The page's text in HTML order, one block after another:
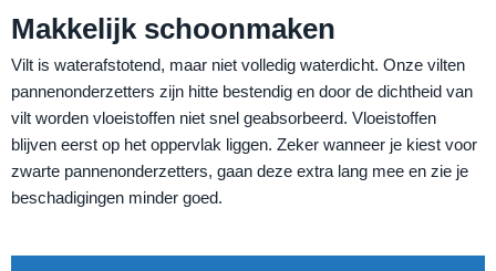
Makkelijk schoonmaken
Vilt is waterafstotend, maar niet volledig waterdicht. Onze vilten
pannenonderzetters zijn hitte bestendig en door de dichtheid van
vilt worden vloeistoffen niet snel geabsorbeerd. Vloeistoffen
blijven eerst op het oppervlak liggen. Zeker wanneer je kiest voor
zwarte pannenonderzetters, gaan deze extra lang mee en zie je
beschadigingen minder goed.